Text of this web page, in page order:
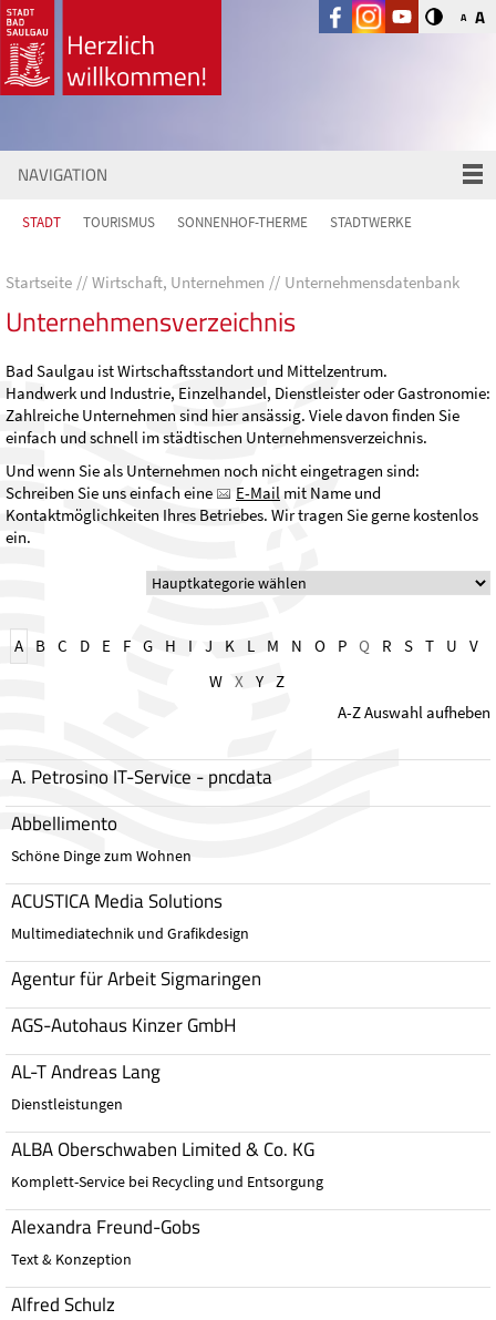
A A
NAVIGATION
STADT TOURISMUS SONNENHOF-THERME STADTWERKE
Startseite Wirtschaft, Unternehmen Unternehmensdatenbank
Unternehmensverzeichnis
Bad Saulgau ist Wirtschaftsstandort und Mittelzentrum.
Handwerk und Industrie, Einzelhandel, Dienstleister oder Gastronomie:
Zahlreiche Unternehmen sind hier ansässig. Viele davon finden Sie
einfach und schnell im städtischen Unternehmensverzeichnis.
Und wenn Sie als Unternehmen noch nicht eingetragen sind:
Schreiben Sie uns einfach eine
E-Mail mit Name und
Kontaktmöglichkeiten Ihres Betriebes. Wir tragen Sie gerne kostenlos
ein.
A B C D E F G H I J K L M N O P Q R S T U
V
W
X Y
Z
A-Z Auswahl aufheben
A. Petrosino IT-Service - pncdata
Abbellimento
Schöne Dinge zum Wohnen
ACUSTICA Media Solutions
Multimediatechnik und Grafikdesign
Agentur für Arbeit Sigmaringen
AGS-Autohaus Kinzer GmbH
AL-T Andreas Lang
Dienstleistungen
ALBA Oberschwaben Limited & Co. KG
Komplett-Service bei Recycling und Entsorgung
Alexandra Freund-Gobs
Text & Konzeption
Alfred Schulz